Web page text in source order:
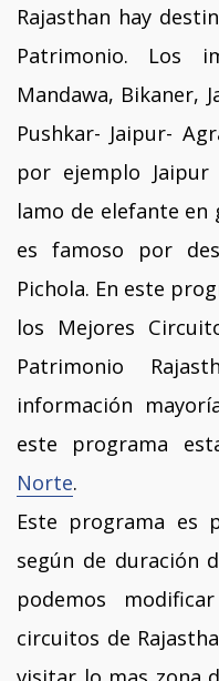
Rajasthan hay
Patrimonio. Los
Mandawa, Bikaner,
Pushkar- Jaipur-
por ejemplo
lamo de elefante
es famoso por
Pichola. En este
los Mejores
Patrimonio
información
este programa
Norte.
Este programa es
según de duración
podemos
circuitos de